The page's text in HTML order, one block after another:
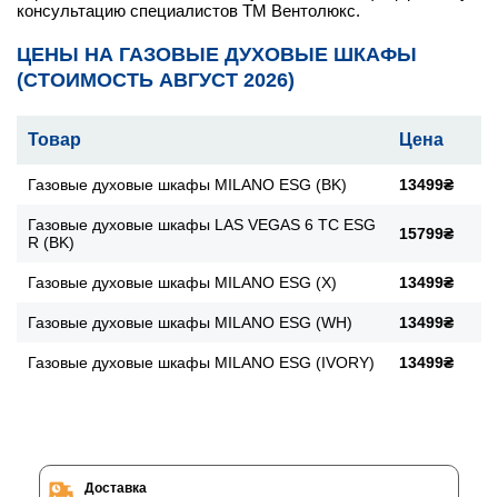
консультацию специалистов ТМ Вентолюкс.
ЦЕНЫ НА ГАЗОВЫЕ ДУХОВЫЕ ШКАФЫ
(СТОИМОСТЬ АВГУСТ 2026)
Товар Цена
Газовые духовые шкафы MILANO ESG (BK) 13499₴
Газовые духовые шкафы LAS VEGAS 6 TC ESG
R (BK)
15799₴
Газовые духовые шкафы MILANO ESG (X) 13499₴
Газовые духовые шкафы MILANO ESG (WH) 13499₴
Газовые духовые шкафы MILANO ESG (IVORY) 13499₴
Доставка